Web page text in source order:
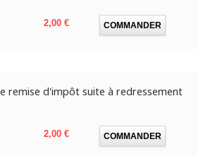
Prix
2,00 € COMMANDER
remise d'impôt suite à redressement
Prix
2,00 € COMMANDER